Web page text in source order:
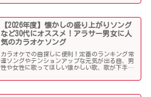
別会、上司ウケしたい時などにオススメです！
【2026年度】懐かしの盛り上がりソング
など30代にオススメ！アラサー男女に人
気のカラオケソング
カラオケでの曲探しに便利！定番のランキング常
連ソングやテンションアップな元気が出る曲、男
性や女性に歌ってほしい懐かしい歌、歌が下手で
カラオケ曲をご紹介します！